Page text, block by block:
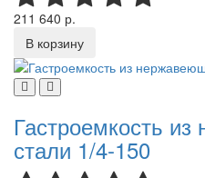
211 640 р.
В корзину
Гастроемкость
стали 1/4-150